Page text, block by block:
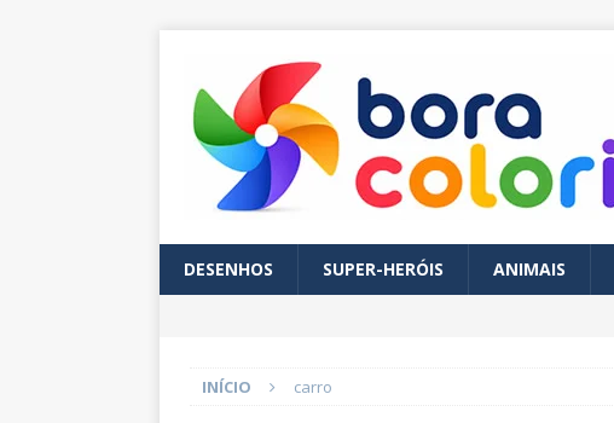
DESENHOS SUPER-HERÓIS ANIMAIS
INÍCIO carro